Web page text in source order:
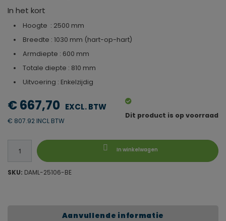
In het kort
Hoogte : 2500 mm
Breedte : 1030 mm (hart-op-hart)
Armdiepte : 600 mm
Totale diepte : 810 mm
Uitvoering : Enkelzijdig
€ 667,70
€ 807.92 INCL BTW
Dit product is op voorraad
In winkelwagen
SKU: DAML-25106-BE
Aanvullende informatie